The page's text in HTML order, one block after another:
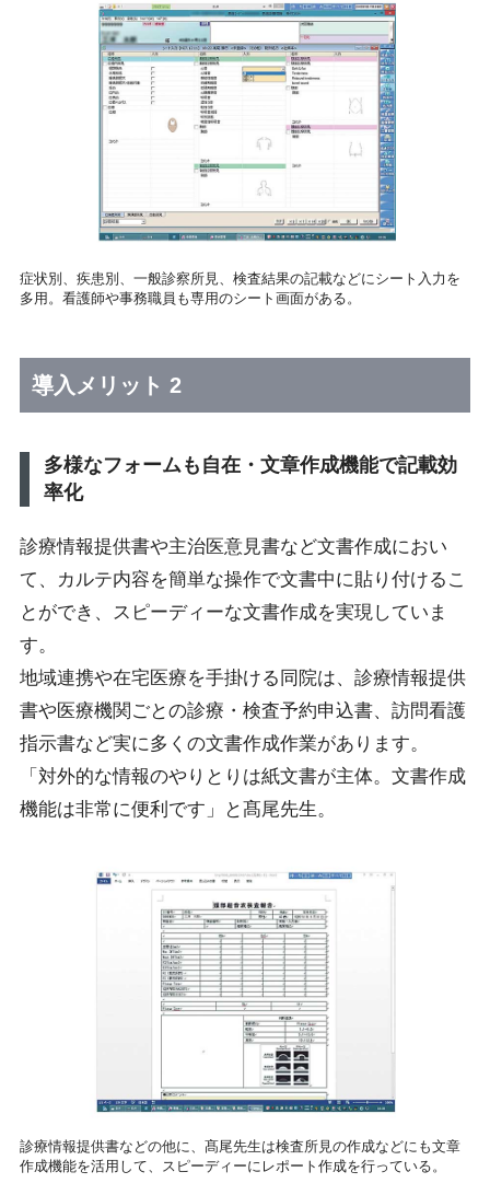
症状別、疾患別、一般診察所見、検査結果の記載などにシート入力を
多用。看護師や事務職員も専用のシート画面がある。
導入メリット 2
多様なフォームも自在・文章作成機能で記載効
率化
診療情報提供書や主治医意見書など文書作成におい
て、カルテ内容を簡単な操作で文書中に貼り付けるこ
とができ、スピーディーな文書作成を実現していま
す。
地域連携や在宅医療を手掛ける同院は、診療情報提供
書や医療機関ごとの診療・検査予約申込書、訪問看護
指示書など実に多くの文書作成作業があります。
「対外的な情報のやりとりは紙文書が主体。文書作成
機能は非常に便利です」と髙尾先生。
診療情報提供書などの他に、髙尾先生は検査所見の作成などにも文章
作成機能を活用して、スピーディーにレポート作成を行っている。